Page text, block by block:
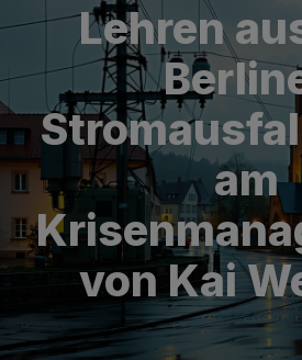
Lehren
am
von Kai